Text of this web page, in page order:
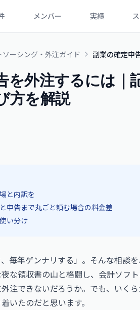
メンバー 実績
ソーシング・外注ガイド 副業の確定申
を外注するには｜
方を解説
と内訳を
申告まで丸ごと頼む場合の料金差
い分け
、毎年ゲンナリする」。そんな相談
な領収書の山と格闘し、会計ソフ
外注できないだろうか。でも、いく
いたのだと思います。